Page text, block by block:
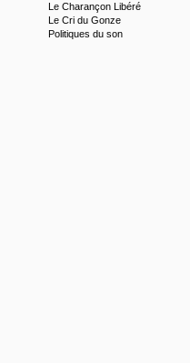
Le Charançon Libéré
Le Cri du Gonze
Politiques du son